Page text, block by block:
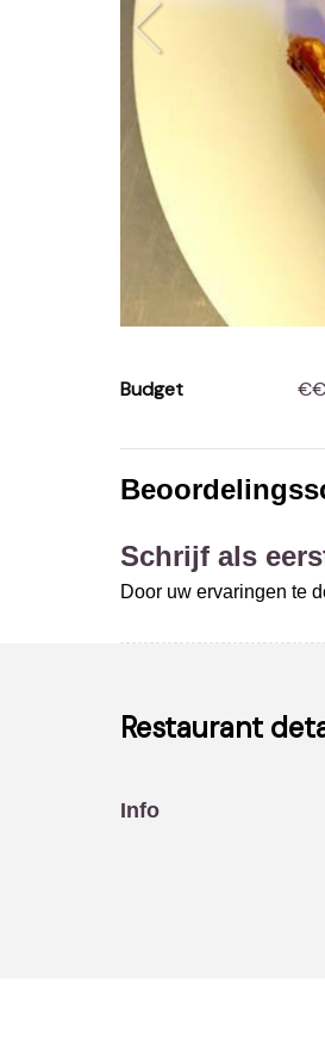
Budget €€
Schrijf als
Door uw ervaringen te
Restaurant
Info